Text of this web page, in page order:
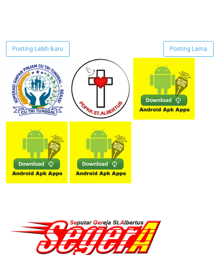
Posting Lebih Baru Posting Lama